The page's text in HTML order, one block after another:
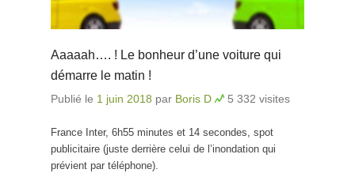
Aaaaah…. ! Le bonheur d’une voiture qui
démarre le matin !
Publié le 1 juin 2018 par Boris D 5 332 visites
France Inter, 6h55 minutes et 14 secondes, spot
publicitaire (juste derrière celui de l’inondation qui
prévient par téléphone).